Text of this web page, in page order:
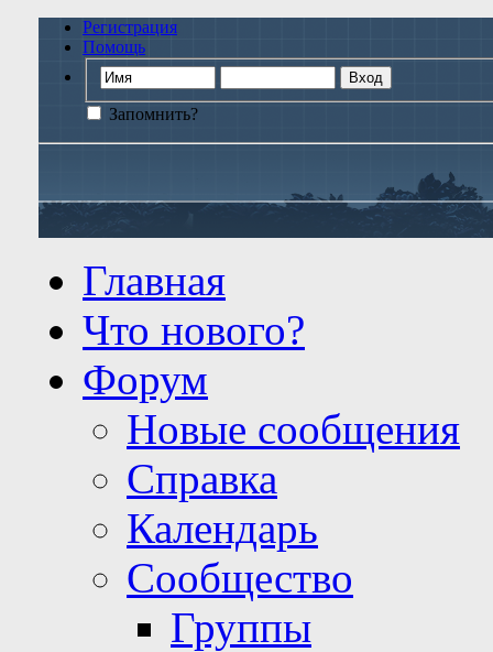
Регистрация
Помощь
Запомнить?
Главная
Что нового?
Форум
Новые сообщения
Справка
Календарь
Сообщество
Группы